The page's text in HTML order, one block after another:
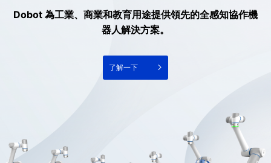
Dobot 為工業、商業和教育用途提供領先的全感知協作機
器人解決方案。
了解一下